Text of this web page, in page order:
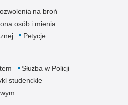
na broń
osób i mienia
Petycje
Służba w Policji
studenckie